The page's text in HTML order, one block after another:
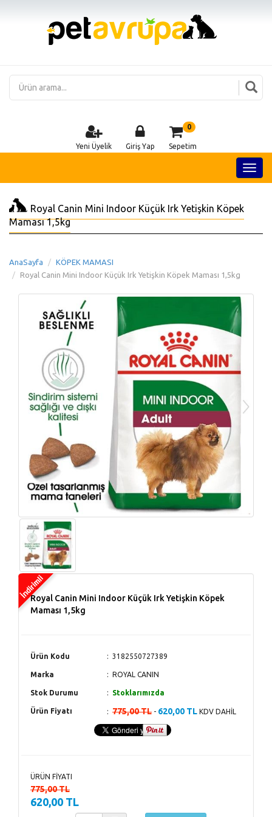
Yeni Üyelik Giriş Yap
0
Sepetim
Royal Canin Mini Indoor Küçük Irk Yetişkin Köpek
Maması 1,5kg
AnaSayfa
KÖPEK MAMASI
Royal Canin Mini Indoor Küçük Irk Yetişkin Köpek Maması 1,5kg
Royal Canin Mini Indoor Küçük Irk Yetişkin Köpek
Maması 1,5kg
Ürün Kodu 3182550727389
Marka ROYAL CANIN
Stok Durumu Stoklarımızda
Ürün Fiyatı 775,00 TL - 620,00 TL KDV DAHİL
ÜRÜN FİYATI
775,00 TL
620,00 TL